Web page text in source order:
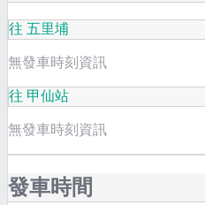
往 五里埔
無發車時刻資訊
往 甲仙站
無發車時刻資訊
發車時間